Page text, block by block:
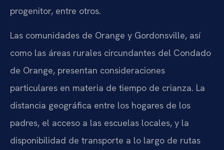
progenitor, entre otros.
Las comunidades de Orange y Gordonsville, así
como las áreas rurales circundantes del Condado
de Orange, presentan consideraciones
particulares en materia de tiempo de crianza. La
distancia geográfica entre los hogares de los
padres, el acceso a las escuelas locales, y la
disponibilidad de transporte a lo largo de rutas